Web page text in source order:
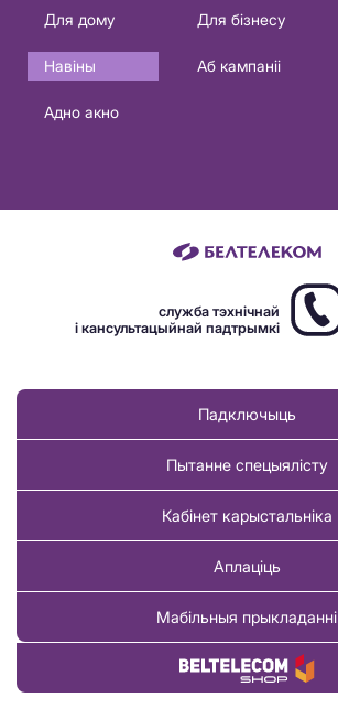
Основная
навигация
BE
Для дому Для бізнесу
Навіны
Аб кампаніі
Адно акно
служба тэхнічнай
і кансультацыйнай падтрымкі
Падключыць
Пытанне спецыялісту
Кабінет карыстальніка
Аплаціць
Мабільныя прыкладанні
Купіць тавар